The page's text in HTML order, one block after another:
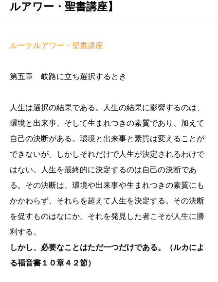
ルアワー・聖書講座】
ルーテルアワー・聖書講座
第五章 岐路に立ち選択するとき
人生は選択の結果である。人生の結果に影響するのは、
環境と出来事、そして生まれつきの素質であり、加えて
自己の決断がある。環境と出来事と素質は変えることが
できないが、しかしそれだけで人生が決定されるわけで
はない。人生を最終的に決定するのは自己の決断であ
る。その決断は、環境や出来事や生まれつきの素質にも
かかわらず、それらを超えて人生を決定する。その決断
を促すものはなにか。それを発見した者こそが人生に勝
利する。
しかし、必要なことはただ一つだけである。（ルカによ
る福音書１０章４２節）